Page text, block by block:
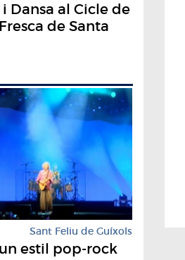
Dansa al Cicle de
de Santa
Sant Feliu de Guíxols
estil pop-rock